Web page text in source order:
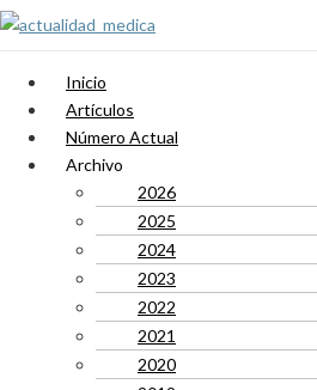
Inicio
Artículos
Número Actual
Archivo
2026
2025
2024
2023
2022
2021
2020